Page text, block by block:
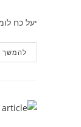
יעל כח
להמשך